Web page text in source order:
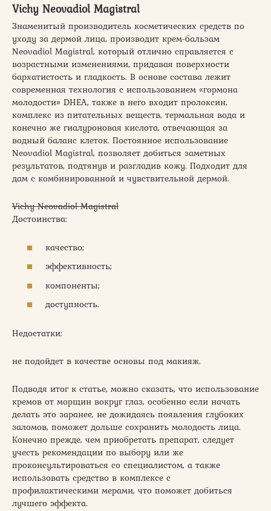
Vichy Neovadiol Magistral
Знаменитый производитель косметических средств по
уходу за дермой лица, производит крем-бальзам
Neovadiol Magistral, который отлично справляется с
возрастными изменениями, придавая поверхности
бархатистость и гладкость. В основе состава лежит
современная технология с использованием «гормона
молодости» DHEA, также в него входит пролоксин,
комплекс из питательных веществ, термальная вода и
конечно же гиалуроновая кислота, отвечающая за
водный баланс клеток. Постоянное использование
Neovadiol Magistral, позволяет добиться заметных
результатов, подтянув и разгладив кожу. Подходит для
дам с комбинированной и чувствительной дермой.
Vichy Neovadiol Magistral
Достоинства:
качество;
эффективность;
компоненты;
доступность.
Недостатки:
не подойдет в качестве основы под макияж.
Подводя итог к статье, можно сказать, что использование
кремов от морщин вокруг глаз, особенно если начать
делать это заранее, не дожидаясь появления глубоких
заломов, поможет дольше сохранить молодость лица.
Конечно прежде, чем приобретать препарат, следует
учесть рекомендации по выбору или же
проконсультироваться со специалистом, а также
использовать средство в комплексе с
профилактическими мерами, что поможет добиться
лучшего эффекта.